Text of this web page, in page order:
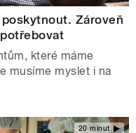
Zároveň
které máme
musíme myslet i na
20 minut